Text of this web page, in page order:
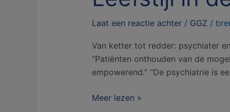
Laat een reactie achter / GGZ /
Van ketter tot redder: psychiater
“Patiënten onthouden van de
empowerend.” “De psychiatrie is
Meer lezen »